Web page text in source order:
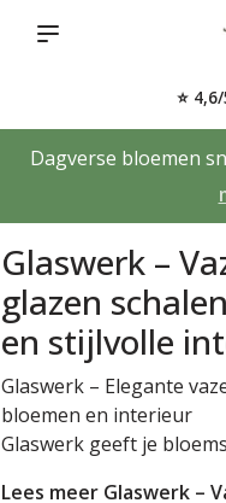
⭐
Dagverse bloemen
Glaswerk –
glazen
en stijlvolle
Glaswerk – Elegante
bloemen en interieur
Glaswerk geeft je
Lees meer Glaswerk –